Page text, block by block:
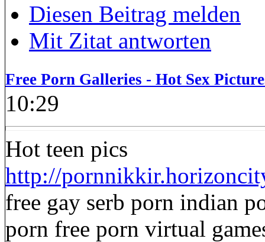
Diesen Beitrag melden
Mit Zitat antworten
Free Porn Galleries - Hot Sex
10:29
Hot teen pics
http://
free gay serb porn indian
porn free porn virtual